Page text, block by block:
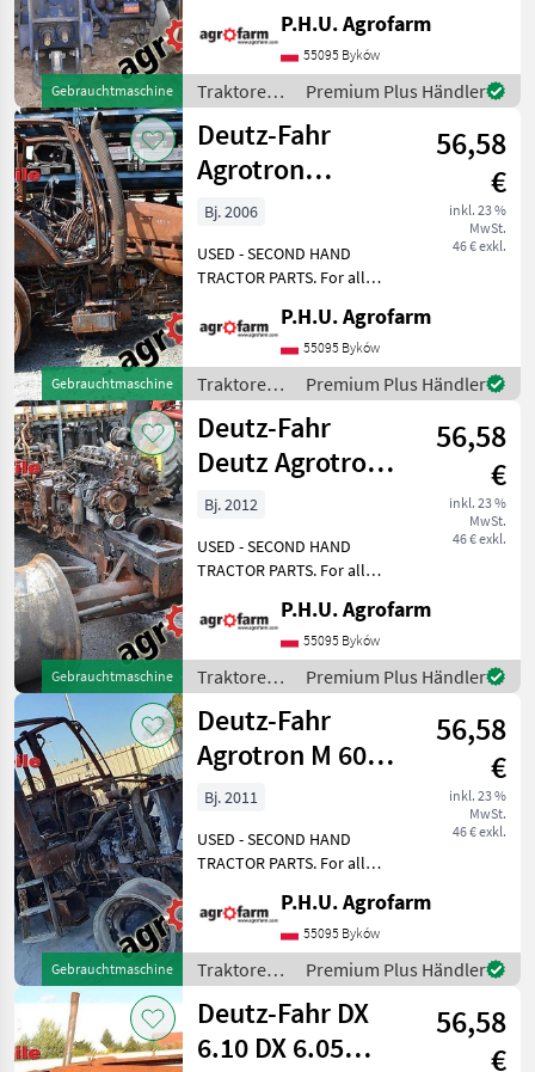
Gebrauchtmaschine
message by e-mail either
whatsapp. TRAKTOR -
SCHLEPPER ERSATZTEILE.
Bei weiteren fragen
kontaktieren
P.H.U. Agrofarm
55095 Byków
Traktoren /
Deutz Fahr
Premium Plus Händler
Gebrauchtmaschine
Deutz-Fahr
Agrotron
Profiline 180.7
ersatzteil
56,58
€
inkl. 23 %
MwSt.
46 € exkl.
Bj. 2006
USED - SECOND HAND
TRACTOR PARTS. For all
message by e-mail either
whatsapp. TRAKTOR -
SCHLEPPER ERSATZTEILE.
Bei weiteren fragen
kontaktieren
P.H.U. Agrofarm
55095 Byków
Traktoren /
Deutz Fahr
Premium Plus Händler
Gebrauchtmaschine
Deutz-Fahr
Deutz Agrotron
M600 M610
ersatzteile, pie
56,58
€
inkl. 23 %
MwSt.
46 € exkl.
Bj. 2012
USED - SECOND HAND
TRACTOR PARTS. For all
message by e-mail either
whatsapp. TRAKTOR -
SCHLEPPER ERSATZTEILE.
Bei weiteren fragen
kontaktieren
P.H.U. Agrofarm
55095 Byków
Traktoren /
Deutz Fahr
Premium Plus Händler
Gebrauchtmaschine
Deutz-Fahr
Agrotron M 600
610 615 parts,
piece
56,58
€
inkl. 23 %
MwSt.
46 € exkl.
Bj. 2011
USED - SECOND HAND
TRACTOR PARTS. For all
message by e-mail either
whatsapp. TRAKTOR -
SCHLEPPER ERSATZTEILE.
Bei weiteren fragen
kontaktieren
P.H.U. Agrofarm
55095 Byków
Traktoren /
Deutz Fahr
Premium Plus Händler
Deutz-Fahr DX
6.10 DX 6.05
56,58
€